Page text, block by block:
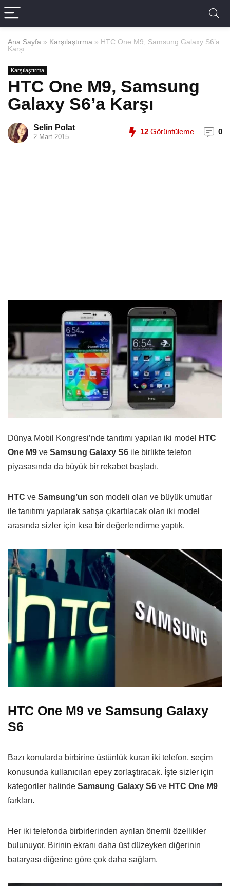
Ana Sayfa » Karşılaştırma » HTC One M9, Samsung Galaxy S6’a
Karşı
Karşılaştırma
HTC One M9, Samsung
Galaxy S6’a Karşı
Selin Polat
2 Mart 2015
12 Görüntüleme 0
Dünya Mobil Kongresi’nde tanıtımı yapılan iki model
HTC
One M9 ve Samsung Galaxy S6 ile birlikte telefon
piyasasında da büyük bir rekabet başladı.
HTC ve Samsung’un son modeli olan ve büyük umutlar
ile tanıtımı yapılarak satışa çıkartılacak olan iki model
arasında sizler için kısa bir değerlendirme yaptık.
HTC One M9 ve Samsung Galaxy
S6
Bazı konularda birbirine üstünlük kuran iki telefon, seçim
konusunda kullanıcıları epey zorlaştıracak. İşte sizler için
kategoriler halinde Samsung Galaxy S6 ve HTC One M9
farkları.
Her iki telefonda birbirlerinden ayrılan önemli özellikler
bulunuyor. Birinin ekranı daha üst düzeyken diğerinin
bataryası diğerine göre çok daha sağlam.